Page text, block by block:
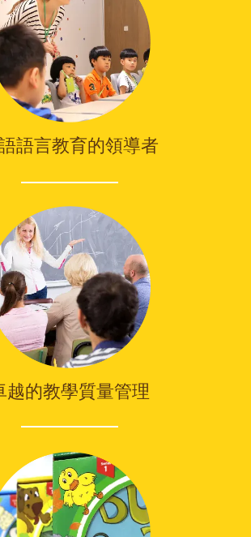
語言教育的領導者
越的教學質量管理